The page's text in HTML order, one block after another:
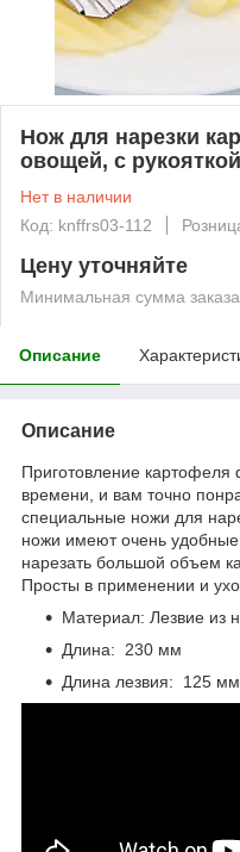
Нож для нарезки
овощей, с
Нет в наличии
Код: knffrs03-112
Цену уточняйте
Минимальная сумма
Описание
Описание
Приготовление
времени, и вам точно
специальные ножи для
ножи имеют очень
нарезать большой объем
Просты в применении и
Материал: Лезвие из
Длина: 230 мм
Длина лезвия: 125 мм